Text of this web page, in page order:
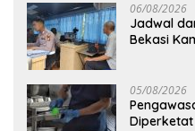
06/08/2026
Jadwal
Bekasi
05/08/2026
Diperketat